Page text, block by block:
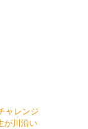
ャレンジ
川沿い